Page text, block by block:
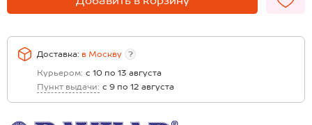
Доставка: в Москву
?
Курьером: с 10 по 13 августа
Пункт выдачи: с 9 по 12 августа